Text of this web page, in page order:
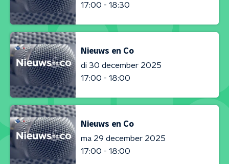
17:00 - 18:30
Nieuws en Co
di 30 december 2025
17:00 - 18:00
Nieuws en Co
ma 29 december 2025
17:00 - 18:00